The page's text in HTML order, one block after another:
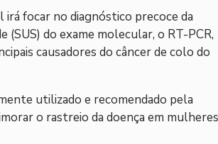
focar no diagnóstico precoce da
(SUS) do exame molecular, o RT-PCR,
causadores do câncer de colo do
utilizado e recomendado pela
o rastreio da doença em mulheres